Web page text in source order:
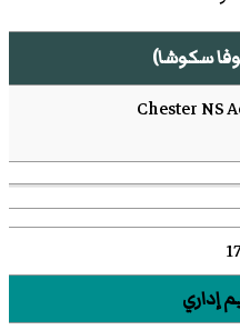
سكوشا)
إداري